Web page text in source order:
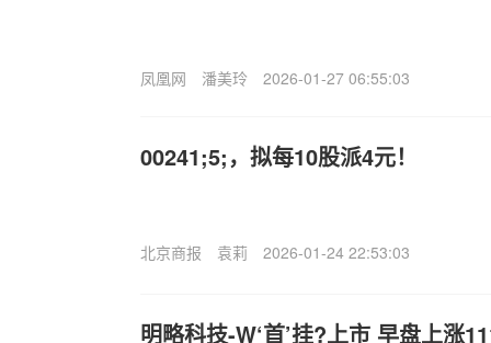
凤凰网 潘美玲 2026-01-27 06:55:03
00241;5;，拟每10股派4元！
北京商报 袁莉 2026-01-24 22:53:03
明略科技-W‘首’挂?上市 早盘上涨